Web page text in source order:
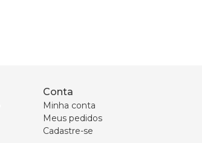
Conta
Minha conta
Meus pedidos
Cadastre-se